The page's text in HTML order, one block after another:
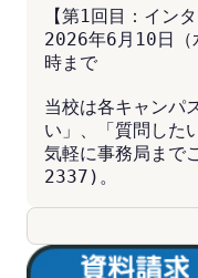
【第1回目：イン
2026年6月10日（
時まで
当校は各キャンパ
い」、「質問した
気軽に事務局ま
2337)。